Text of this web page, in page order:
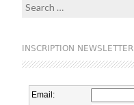
Search for:
INSCRIPTION NEWSLETTER